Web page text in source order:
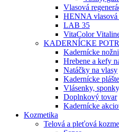
Vlasová
HENNA vlasová
LAB 35
VitaColor
KADERNÍCKE
Kadernícke
Hrebene a kefy
Natáčky na vlasy
Kadernícke
Vlásenky,
Doplnkový tovar
Kadernícke
Kozmetika
Telová a pleťová